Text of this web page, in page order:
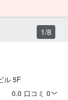
ル 5F
0.0 口コミ 0
1/8